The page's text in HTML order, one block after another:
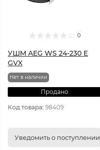
0
УШМ AEG WS 24-230 E
GVX
Нет в наличии
Продано
Код товара: 98409
Уведомить о поступлении